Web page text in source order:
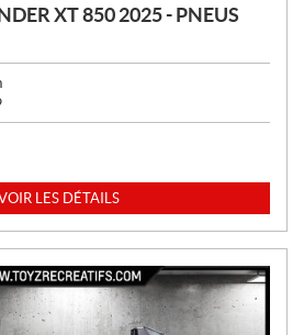
XT 850 2025 - PNEUS
LES DÉTAILS